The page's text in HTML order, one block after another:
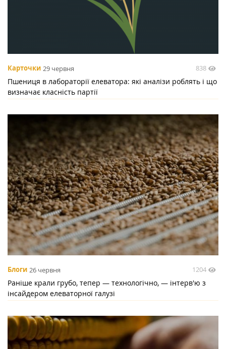
Карточки 29 червня 838
Пшениця в лабораторії елеватора: які аналізи роблять і що
визначає класність партії
Блоги 26 червня 1204
Раніше крали грубо, тепер — технологічно, — інтерв'ю з
інсайдером елеваторної галузі